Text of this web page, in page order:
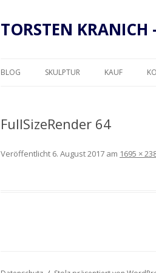
TORSTEN KRANICH
BLOG SKULPTUR KAUF
FullSizeRender 64
Veröffentlicht 6. August 2017 am 1695 ×